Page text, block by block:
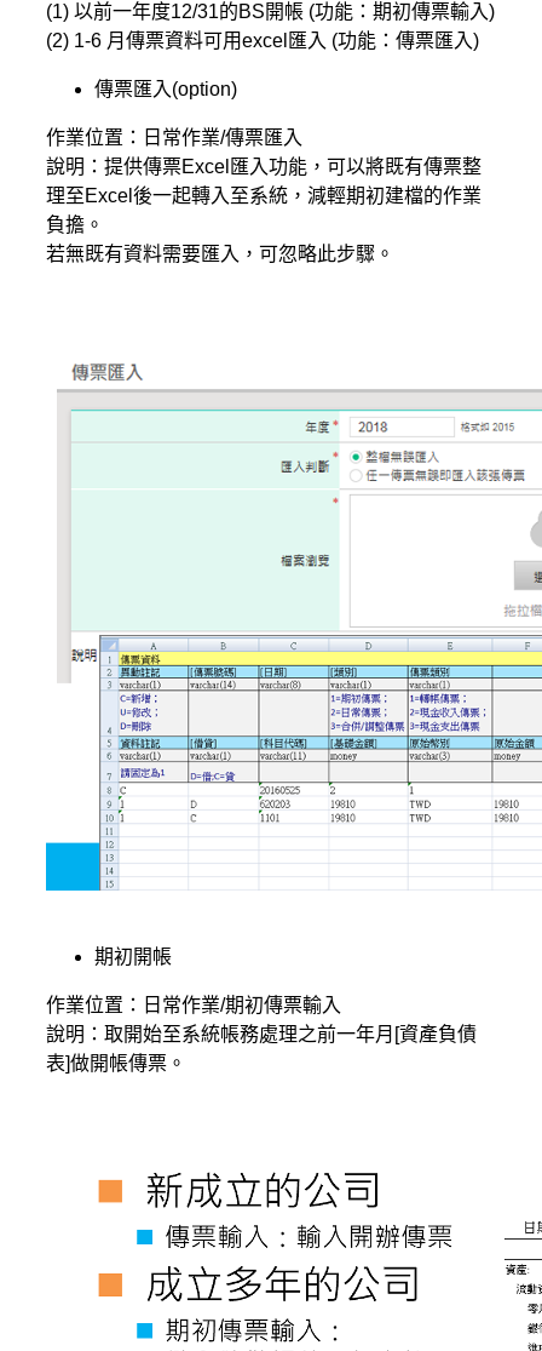
(1) 以前一年度12/31的BS開帳 (功能：期初傳票輸入)
(2) 1-6 月傳票資料可用excel匯入 (功能：傳票匯入)
傳票匯入(option)
作業位置：日常作業/傳票匯入
說明：提供傳票Excel匯入功能，可以將既有傳票整
理至Excel後一起轉入至系統，減輕期初建檔的作業
負擔。
若無既有資料需要匯入，可忽略此步驟。
期初開帳
作業位置：日常作業/期初傳票輸入
說明：取開始至系統帳務處理之前一年月[資產負債
表]做開帳傳票。